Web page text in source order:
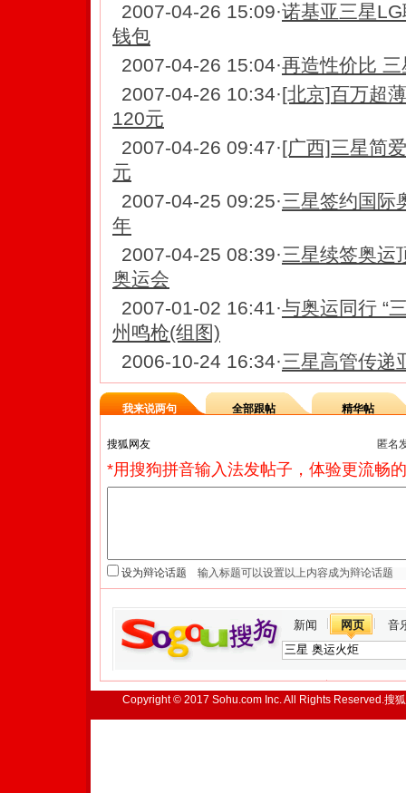
2007-04-26 15:09·诺基亚三星
钱包
2007-04-26 15:04·再造性价比
2007-04-26 10:34·[北京]百万超
120元
2007-04-26 09:47·[广西]三星简
元
2007-04-25 09:25·三星签约国际
年
2007-04-25 08:39·三星续签奥运
奥运会
2007-01-02 16:41·与奥运同行 “
州鸣枪(组图)
2006-10-24 16:34·三星高管传递
我来说两句 全部跟帖 精华帖
匿名
*用搜狗拼音输入法发帖子，体验更流畅
设为辩论话题
新闻 网页 音
Copyright © 2017 Sohu.com Inc. All Rights Reserved.搜